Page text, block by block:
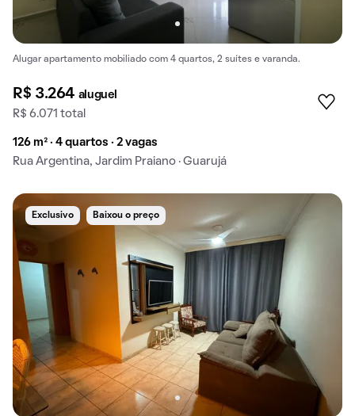
Alugar apartamento mobiliado com 4 quartos, 2 suítes e varanda.
R$ 3.264 aluguel
R$ 6.071 total
126 m² · 4 quartos · 2 vagas
Rua Argentina, Jardim Praiano · Guarujá
Exclusivo Baixou o preço